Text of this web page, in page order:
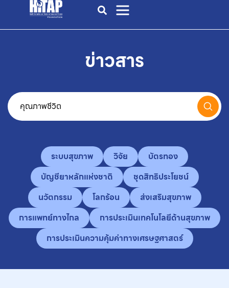
ข่าวสาร
ระบบสุขภาพ วิจัย
บัตรทอง
บัญชียาหลักแห่งชาติ
ชุดสิทธิประโยชน์
นวัตกรรม
โลกร้อน
ส่งเสริมสุขภาพ
การแพทย์ทางไกล
การประเมินเทคโนโลยีด้านสุขภาพ
การประเมินความคุ้มค่าทางเศรษฐศาสตร์